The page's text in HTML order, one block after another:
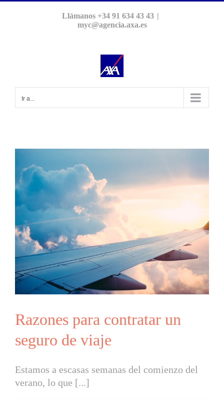
Llámanos +34 91 634 43 43 |
myc@agencia.axa.es
Ir a...
Razones para contratar un
seguro de viaje
Estamos a escasas semanas del comienzo del
verano, lo que [...]